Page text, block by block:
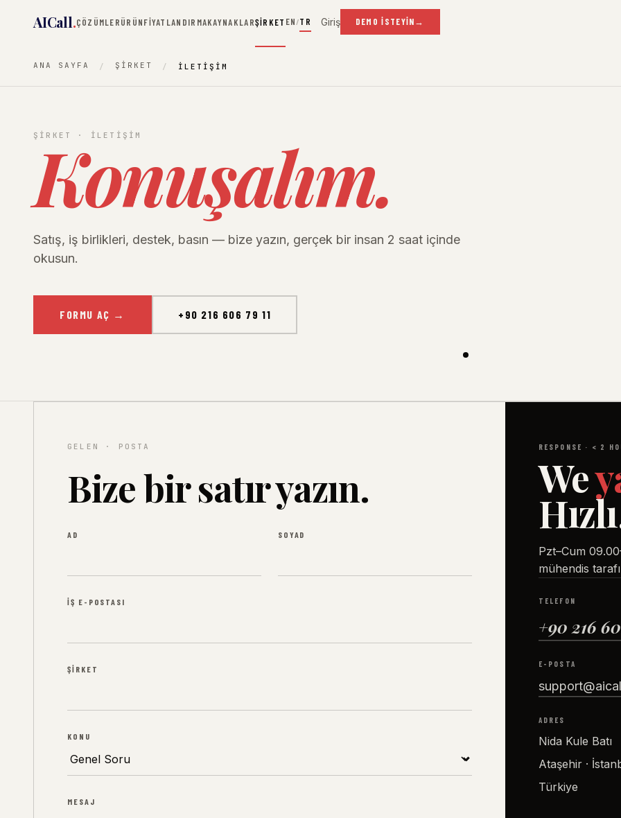
AICall.ÇÖZÜMLERÜRÜNFIYATLANDIRMAKAYNAKLARŞIRKET EN /TR Giriş DEMO İSTEYIN→
ANA SAYFA ŞIRKET İLETIŞIM
ŞIRKET · İLETIŞIM
Konuşalım.
Satış, iş birlikleri, destek, basın — bize yazın, gerçek bir insan 2 saat içinde
okusun.
FORMU AÇ → +90 216 606 79 11
GELEN · POSTA
Bize bir satır yazın.
AD SOYAD
İŞ E-POSTASI
ŞIRKET
KONU
MESAJ
RESPONSE · < 2
We
Pzt–Cum
mühendis
TELEFON
+90 216
E-POSTA
ADRES
Nida Kule Batı
Ataşehir ·
Türkiye